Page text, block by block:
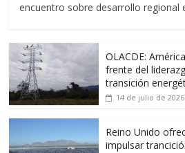
encuentro sobre desarrollo regional
OLACDE:
frente del
transición
14 de julio de 2026
Reino Unido
impulsar